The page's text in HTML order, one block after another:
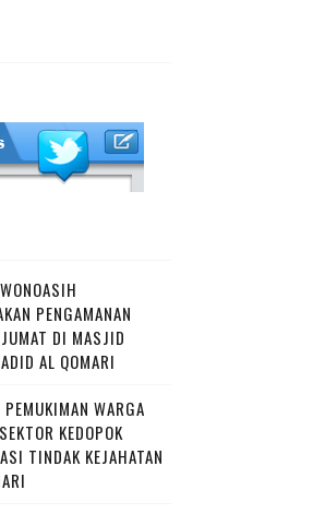
PENGAMANAN
DI MASJID
AL QOMARI
PEMUKIMAN WARGA
KEDOPOK
TINDAK KEJAHATAN